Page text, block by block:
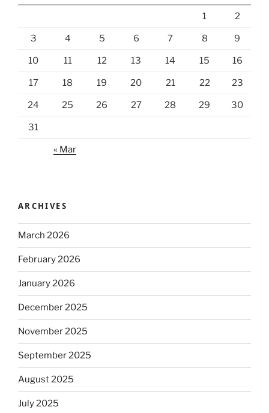
1 2
3 4 5 6 7 8 9
10 11 12 13 14 15 16
17 18 19 20 21 22 23
24 25 26 27 28 29 30
31
« Mar
ARCHIVES
March 2026
February 2026
January 2026
December 2025
November 2025
September 2025
August 2025
July 2025